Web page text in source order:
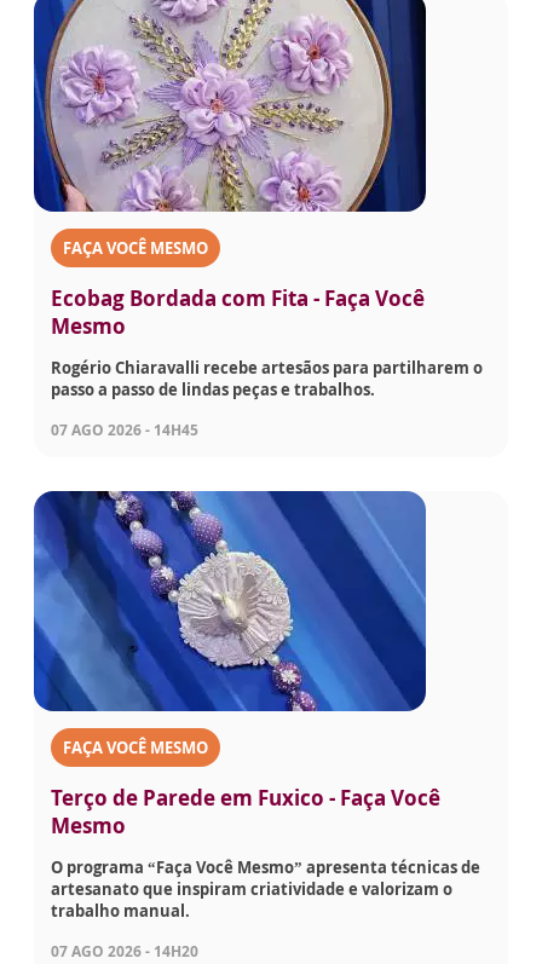
FAÇA VOCÊ MESMO
Ecobag Bordada com Fita - Faça Você
Mesmo
Rogério Chiaravalli recebe artesãos para partilharem o
passo a passo de lindas peças e trabalhos.
07 AGO 2026 - 14H45
FAÇA VOCÊ MESMO
Terço de Parede em Fuxico - Faça Você
Mesmo
O programa “Faça Você Mesmo” apresenta técnicas de
artesanato que inspiram criatividade e valorizam o
trabalho manual.
07 AGO 2026 - 14H20